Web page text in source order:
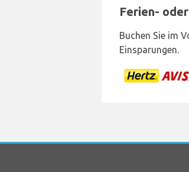
Ferien-
Buchen Sie im
Einsparungen.